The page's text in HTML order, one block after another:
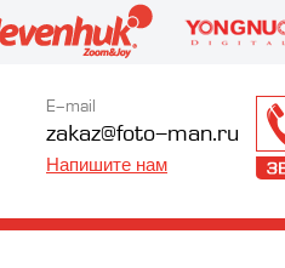
E-mail
zakaz@foto-man.ru
Напишите нам